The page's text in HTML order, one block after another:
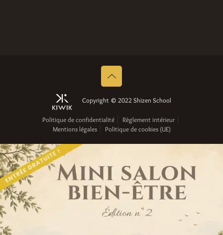
Copyright © 2022 Shizen School
Politique de confidentialité
Règlement intérieur
Mentions légales
Politique de cookies (UE)